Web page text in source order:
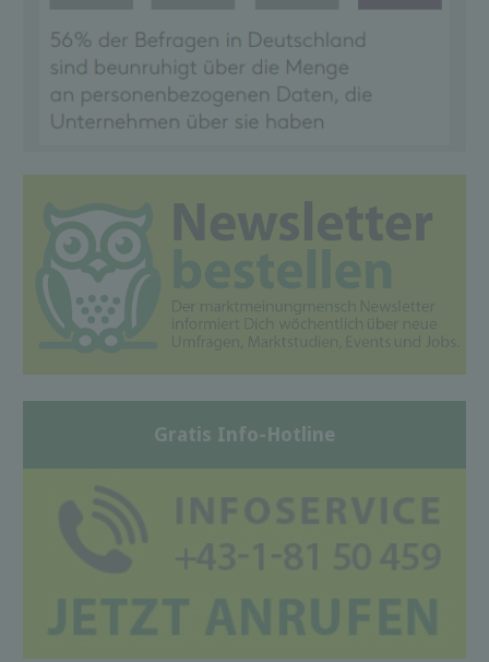
Gratis Info-Hotline